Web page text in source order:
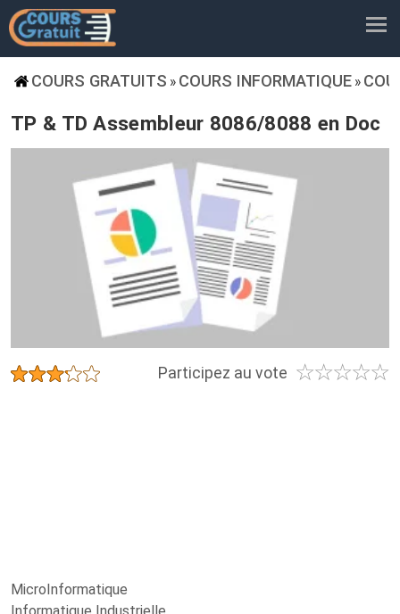
COURS GRATUITS » COURS INFORMATIQUE »
TP & TD Assembleur 8086/8088 en Doc
Participez au vote ☆☆☆☆☆
★★★★★
MicroInformatique